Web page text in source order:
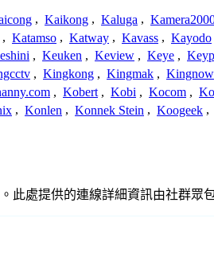
, Kaikong , Kaluga ,
, Katamso , Katway , Kavass , Kayodo
, Keuken , Keview , Keye ,
, Kingkong , Kingmak , Kingnow
, Kobert , Kobi , Kocom ,
, Konlen , Konnek Stein , Koogeek ,
此處提供的連線詳細資訊由社群